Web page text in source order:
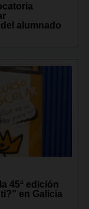
alumnado
45ª edición
en Galicia